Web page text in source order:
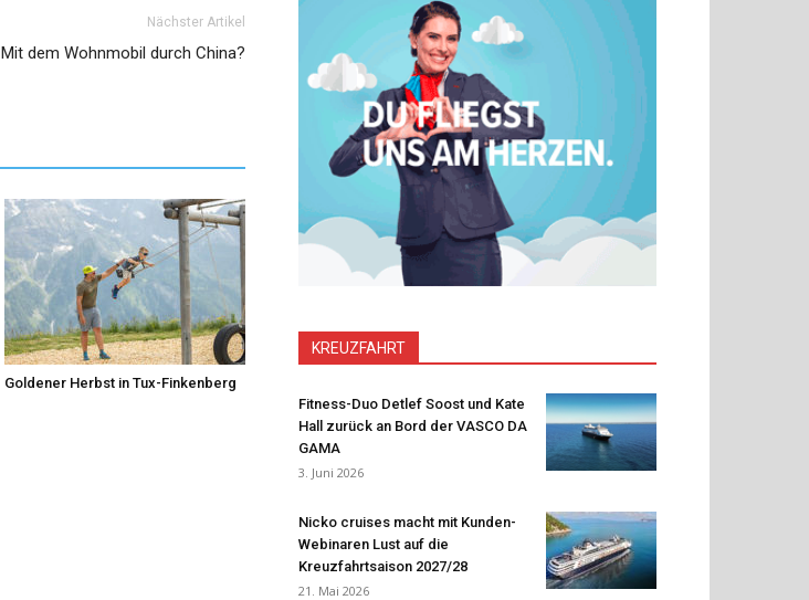
Nächster Artikel
Mit dem Wohnmobil durch China?
Goldener Herbst in Tux-Finkenberg
KREUZFAHRT
Fitness-Duo Detlef Soost und Kate
Hall zurück an Bord der VASCO DA
GAMA
3. Juni 2026
Nicko cruises macht mit Kunden-
Webinaren Lust auf die
Kreuzfahrtsaison 2027/28
21. Mai 2026